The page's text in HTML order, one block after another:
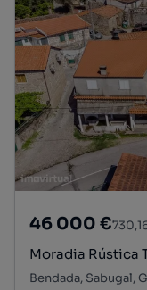
46 000 €
Moradia Rústica
Bendada, Sabugal,